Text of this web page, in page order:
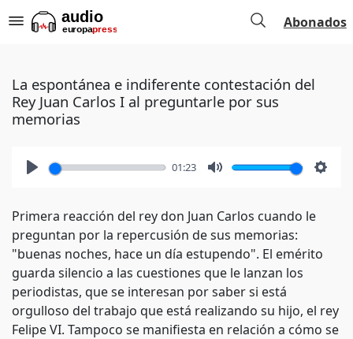
Abonados
La espontánea e indiferente contestación del
Rey Juan Carlos I al preguntarle por sus
memorias
01:23
Primera reacción del rey don Juan Carlos cuando le
preguntan por la repercusión de sus memorias:
"buenas noches, hace un día estupendo". El emérito
guarda silencio a las cuestiones que le lanzan los
periodistas, que se interesan por saber si está
orgulloso del trabajo que está realizando su hijo, el rey
Felipe VI. Tampoco se manifiesta en relación a cómo se